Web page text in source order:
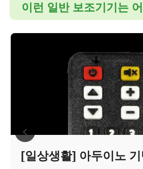
이런 일반 보조기기는